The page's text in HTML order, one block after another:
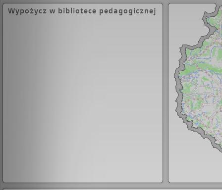
ambasada Japonii, a plotki o ukrytym w górach
skarbie zawierają w sobie ziarno prawdy? Na te pytania odpowiedzi
szuka Tomek Wilczur – pisarz, który wraca w
udowodnić niewinność Węglorza. Wkrótce
tropy prowadzą do zapomnianego schroniska…
Wypożycz w bibliotece pedagogicznej